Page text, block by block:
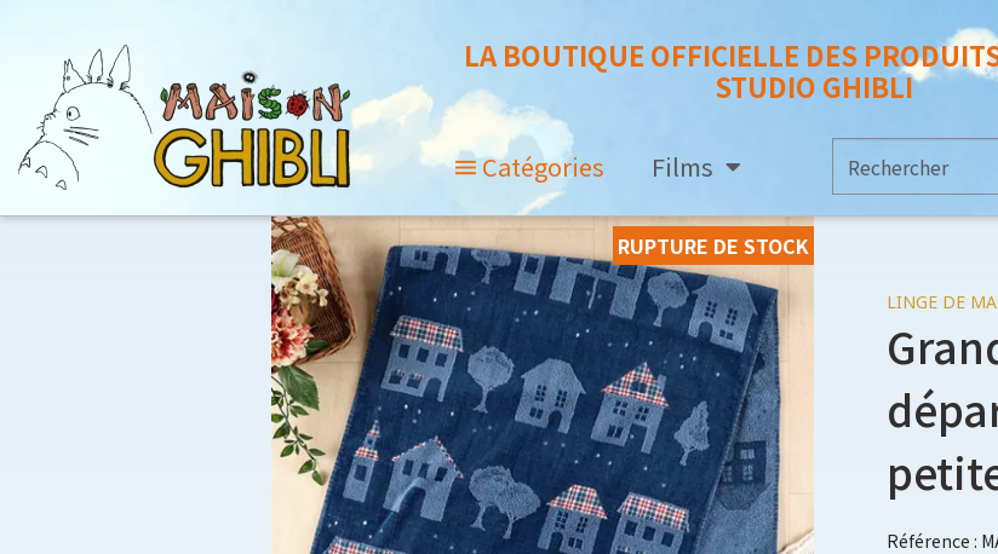
LA BOUTIQUE OFFICIELLE DES
STUDIO GHIBLI
Catégories Films
RUPTURE DE STOCK
LINGE DE
Référence :